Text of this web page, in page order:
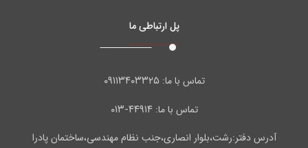
پل ارتباطی ما
تماس با ما:۰۹۱۱۳۴۰۳۳۲۵
تماس با ما: ۴۴۹۱۴-۰۱۳
آدرس دفتر:رشت،بلوار انصاری،جنب نظام مهندسی،ساختمان پادرا